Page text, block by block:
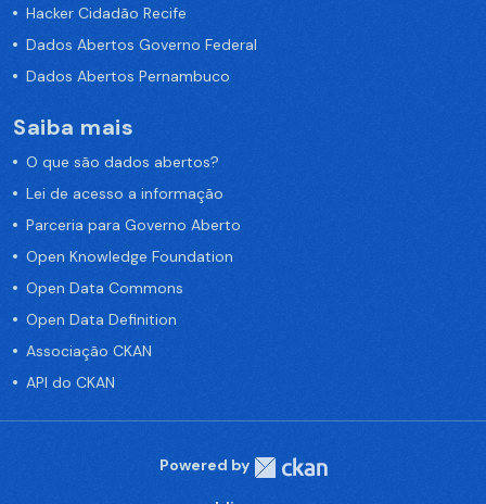
Hacker Cidadão Recife
Dados Abertos Governo Federal
Dados Abertos Pernambuco
Saiba mais
O que são dados abertos?
Lei de acesso a informação
Parceria para Governo Aberto
Open Knowledge Foundation
Open Data Commons
Open Data Definition
Associação CKAN
API do CKAN
Powered by